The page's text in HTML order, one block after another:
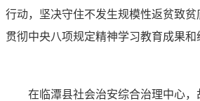
行动，坚决守住不发生规模性返贫致
贯彻中央八项规定精神学习教育成果
在临潭县社会治安综合治理中心